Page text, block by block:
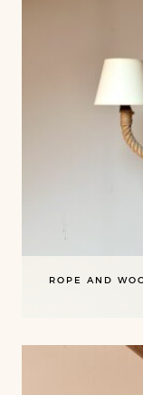
ROPE AND